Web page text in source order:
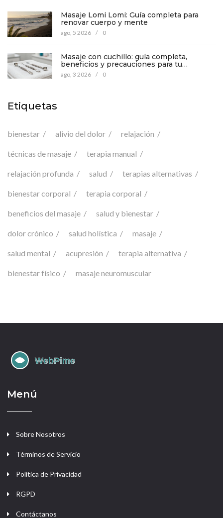
Masaje Lomi Lomi: Guía completa para
renovar cuerpo y mente
ago, 5 2026 / 0
Masaje con cuchillo: guía completa,
beneficios y precauciones para tu
bienestar
ago, 3 2026 / 0
Etiquetas
bienestar alivio del dolor relajación
técnicas de masaje terapia manual
relajación profunda salud terapias alternativas
bienestar corporal terapia corporal
beneficios del masaje salud y bienestar
dolor crónico salud holística masaje
salud mental acupresión terapia alternativa
bienestar físico masaje neuromuscular
Menú
Sobre Nosotros
Términos de Servicio
Política de Privacidad
RGPD
Contáctanos